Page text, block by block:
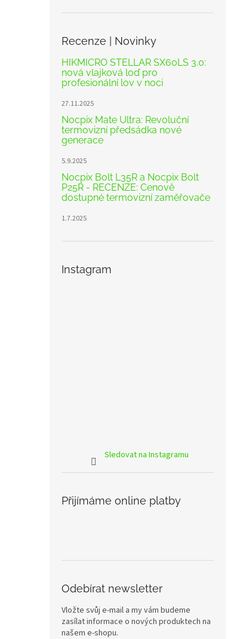
Recenze | Novinky
HIKMICRO STELLAR SX60LS 3.0:
nová vlajková loď pro
profesionální lov v noci
27.11.2025
Nocpix Mate Ultra: Revoluční
termovizní předsádka nové
generace
5.9.2025
Nocpix Bolt L35R a Nocpix Bolt
P25R - RECENZE: Cenově
dostupné termovizní zaměřovače
1.7.2025
Instagram
Sledovat na Instagramu
Přijímáme online platby
Odebírat newsletter
Vložte svůj e-mail a my vám budeme
zasílat informace o nových produktech na
našem e-shopu.